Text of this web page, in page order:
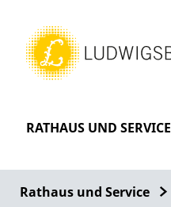
RATHAUS UND SERVICE
Rathaus und Service